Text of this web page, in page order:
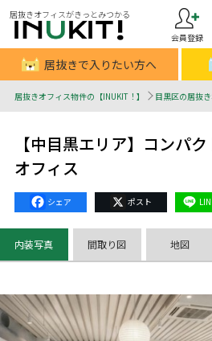
居抜きオフィスがきっとみつかる
会員登録
居抜きで入りたい方へ
居抜きオフィス物件の【INUKIT！】 目黒区の居抜
【中目黒エリア】コンパ
オフィス
Facebook
X
内装写真 間取り図 地図